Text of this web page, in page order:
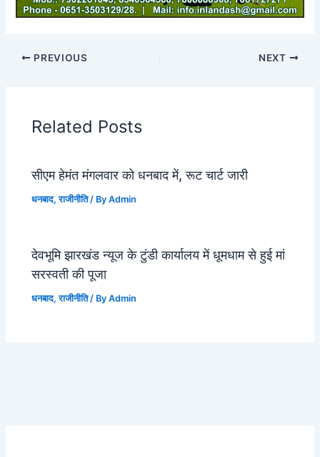
PREVIOUS NEXT
Related Posts
सीएम हेमंत मंगलवार को धनबाद में, रूट चार्ट जारी
धनबाद,राजीनीति/ ByAdmin
देवभूमि झारखंड न्यूज के टुंडी कार्यालय में धूमधाम से हुई मां
सरस्वती की पूजा
धनबाद,राजीनीति/ ByAdmin